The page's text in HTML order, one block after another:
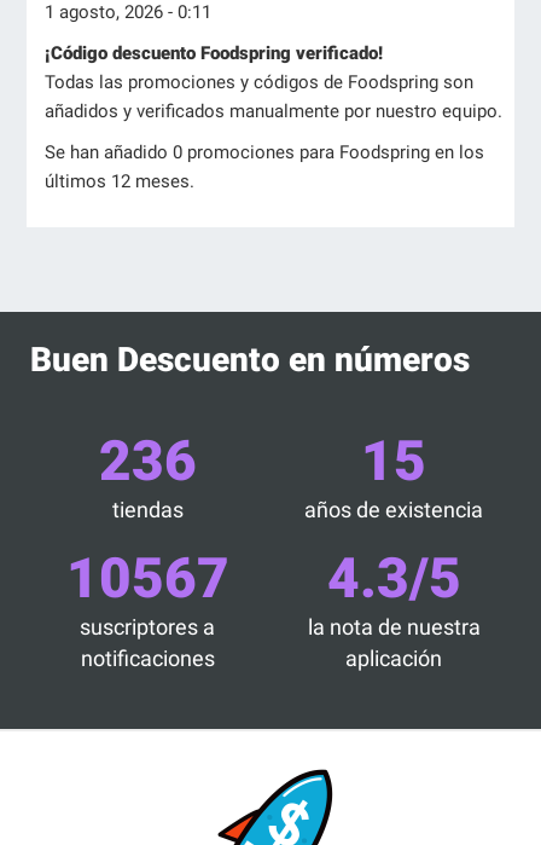
1 agosto, 2026 - 0:11
¡Código descuento Foodspring verificado!
Todas las promociones y códigos de Foodspring son
añadidos y verificados manualmente por nuestro equipo.
Se han añadido 0 promociones para Foodspring en los
últimos 12 meses.
Buen Descuento en números
236
tiendas
15
años de existencia
10567
suscriptores a
notificaciones
4.3/5
la nota de nuestra
aplicación